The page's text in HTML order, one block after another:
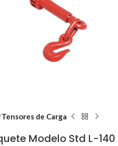
Tensores de Carga
Modelo Std L-140